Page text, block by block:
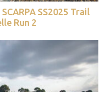
SS2025 Trail
Run 2